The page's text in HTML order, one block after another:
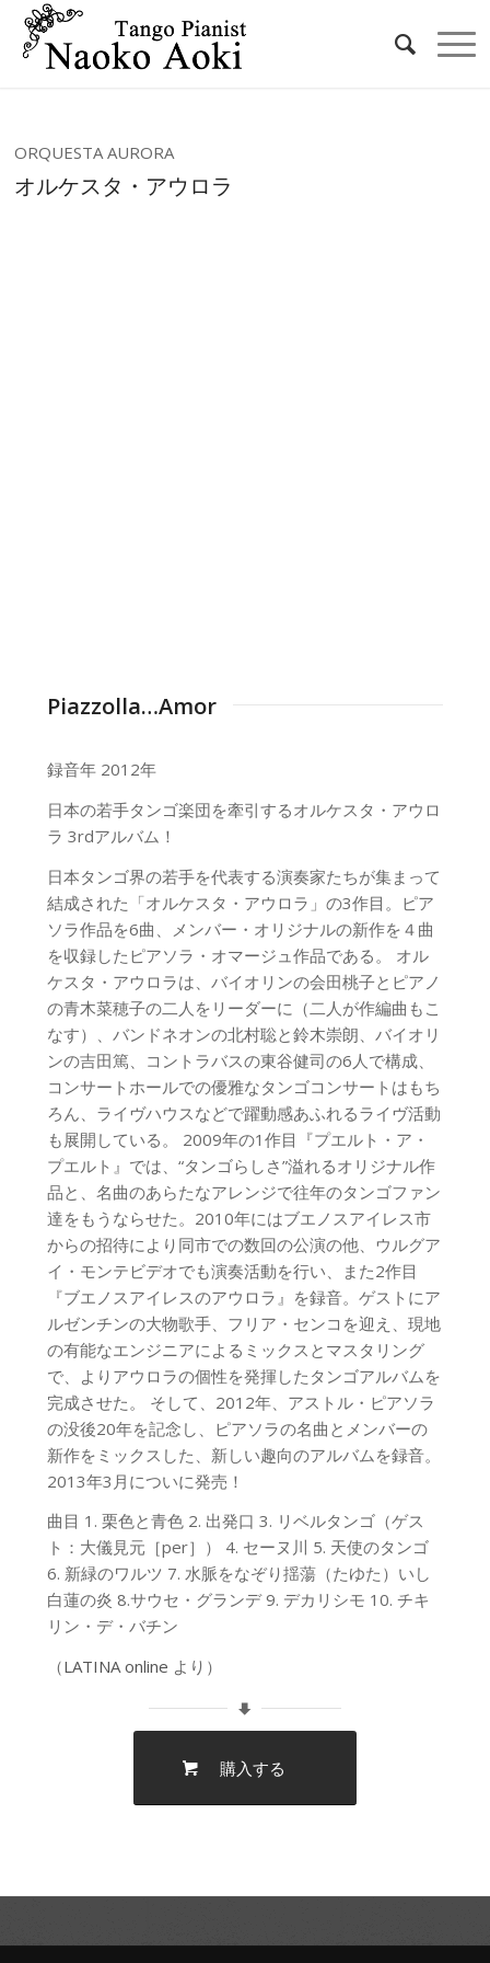
ORQUESTA AURORA
オルケスタ・アウロラ
Piazzolla…Amor
録音年 2012年
日本の若手タンゴ楽団を牽引するオルケスタ・アウロ
ラ 3rdアルバム！
日本タンゴ界の若手を代表する演奏家たちが集まって
結成された「オルケスタ・アウロラ」の3作目。ピア
ソラ作品を6曲、メンバー・オリジナルの新作を４曲
を収録したピアソラ・オマージュ作品である。 オル
ケスタ・アウロラは、バイオリンの会田桃子とピアノ
の青木菜穂子の二人をリーダーに（二人が作編曲もこ
なす）、バンドネオンの北村聡と鈴木崇朗、バイオリ
ンの吉田篤、コントラバスの東谷健司の6人で構成、
コンサートホールでの優雅なタンゴコンサートはもち
ろん、ライヴハウスなどで躍動感あふれるライヴ活動
も展開している。 2009年の1作目『プエルト・ア・
プエルト』では、“タンゴらしさ”溢れるオリジナル作
品と、名曲のあらたなアレンジで往年のタンゴファン
達をもうならせた。2010年にはブエノスアイレス市
からの招待により同市での数回の公演の他、ウルグア
イ・モンテビデオでも演奏活動を行い、また2作目
『ブエノスアイレスのアウロラ』を録音。ゲストにア
ルゼンチンの大物歌手、フリア・センコを迎え、現地
の有能なエンジニアによるミックスとマスタリング
で、よりアウロラの個性を発揮したタンゴアルバムを
完成させた。 そして、2012年、アストル・ピアソラ
の没後20年を記念し、ピアソラの名曲とメンバーの
新作をミックスした、新しい趣向のアルバムを録音。
2013年3月についに発売！
曲目 1. 栗色と青色 2. 出発口 3. リベルタンゴ（ゲス
ト：大儀見元［per］）
4. セーヌ川 5. 天使のタンゴ
6. 新緑のワルツ 7. 水脈をなぞり揺蕩（たゆた）いし
白蓮の炎 8.サウセ・グランデ9. デカリシモ 10. チキ
リン・デ・バチン
（LATINA online より）
購入する